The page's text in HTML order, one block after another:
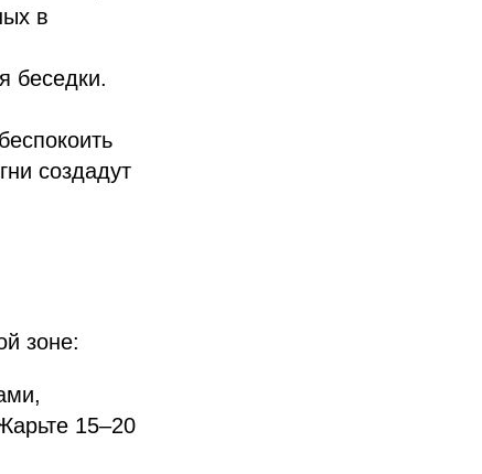
в
беседки.
создадут
зоне:
15–20